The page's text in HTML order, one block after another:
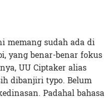
memang sudah ada di
yang benar-benar fokus
UU Ciptaker alias
dibanjiri typo. Belum
Padahal bahasa